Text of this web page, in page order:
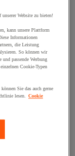
Website zu bieten!
kann unsere Plattform
Informationen
die Leistung
So können wir
und passende Werbung
Cookie-Typen
Sie das auch gerne
lesen. Cookie